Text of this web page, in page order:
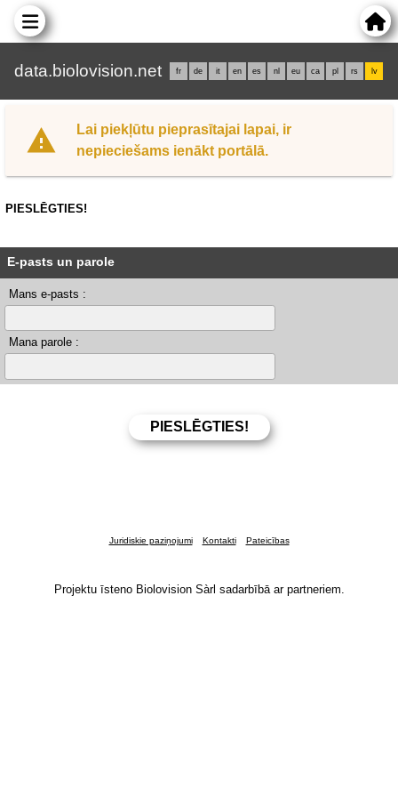
data.biolovision.net fr de it en es nl eu ca pl rs lv
Lai piekļūtu pieprasītajai lapai, ir
nepieciešams ienākt portālā.
PIESLĒGTIES!
E-pasts un parole
Mans e-pasts :
Mana parole :
Juridiskie paziņojumi Kontakti Pateicības
Projektu īsteno Biolovision Sàrl sadarbībā ar partneriem.